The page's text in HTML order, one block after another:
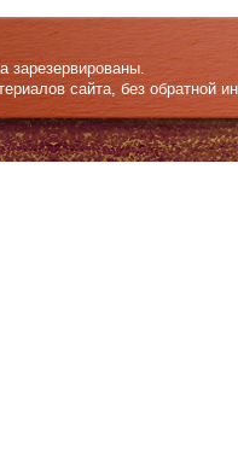
зарезервированы.
сайта, без обратной